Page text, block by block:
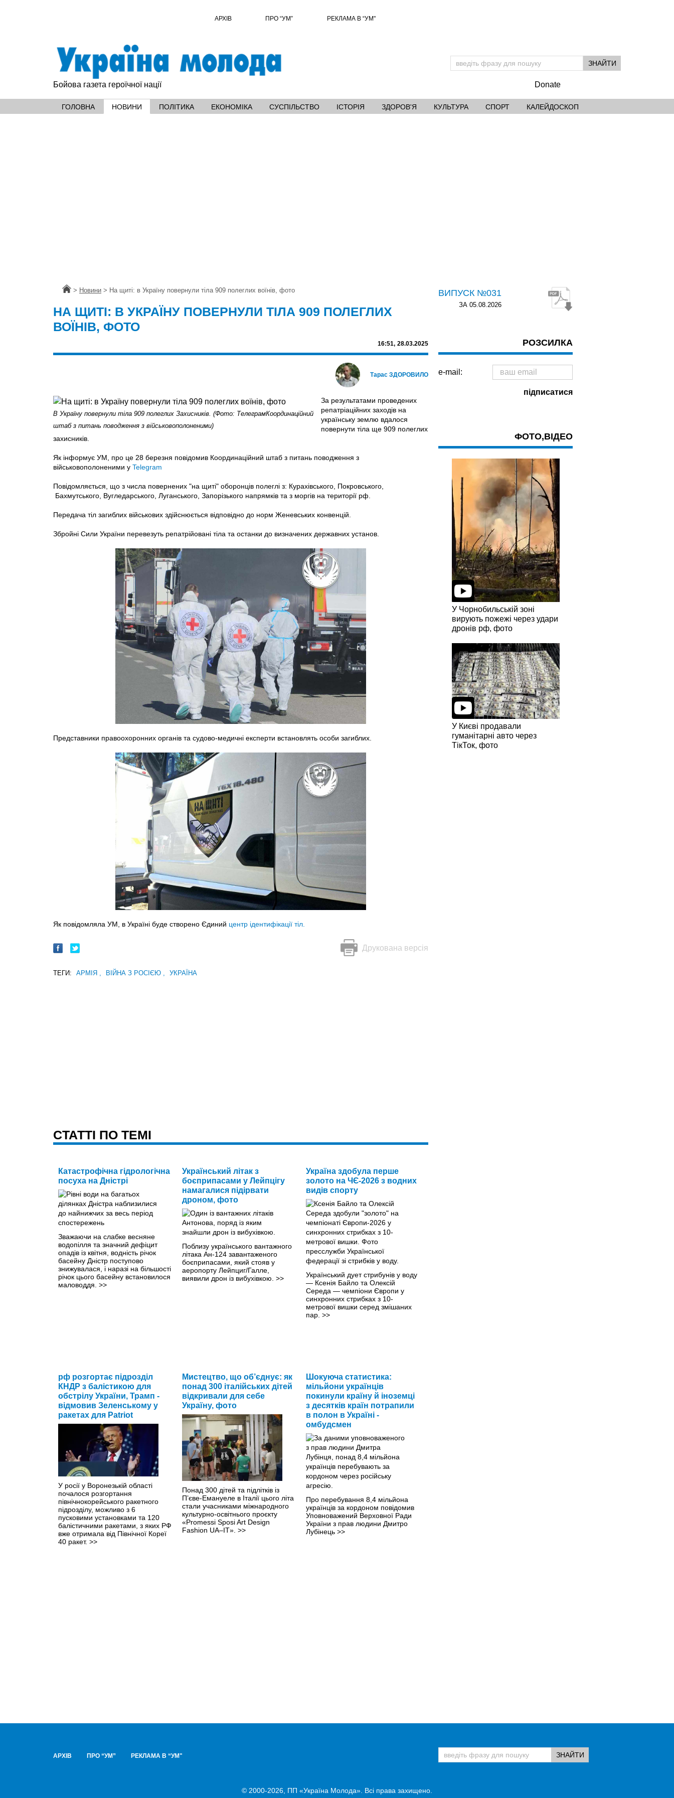
АРХІВ ПРО “УМ” РЕКЛАМА В “УМ"
Бойова газета героїчної нації Donate
ГОЛОВНА НОВИНИ ПОЛІТИКА ЕКОНОМІКА СУСПІЛЬСТВО ІСТОРІЯ ЗДОРОВ'Я КУЛЬТУРА СПОРТ КАЛЕЙДОСКОП
Головна
> Новини > На щиті: в Україну повернули тіла 909 полеглих воїнів, фото
НА ЩИТІ: В УКРАЇНУ ПОВЕРНУЛИ ТІЛА 909 ПОЛЕГЛИХ
ВОЇНІВ, ФОТО
16:51, 28.03.2025
Тарас ЗДОРОВИЛО
В Україну повернули тіла 909 полеглих Захисників. (Фото: ТелеграмКоординаційний
штаб з питань поводження з військовополоненими)
За результатами проведених
репатріаційних заходів на
українську землю вдалося
повернути тіла ще 909 полеглих
захисників.
Як інформує УМ, про це 28 березня повідомив Координаційний штаб з питань поводження з
військовополоненими у Telegram
Повідомляється, що з числа повернених "на щиті" оборонців полеглі з: Курахівського, Покровського,
Бахмутського, Вугледарського, Луганського, Запорізького напрямків та з моргів на території рф.
Передача тіл загиблих військових здійснюється відповідно до норм Женевських конвенцій.
Збройні Сили України перевезуть репатрійовані тіла та останки до визначених державних установ.
Представники правоохоронних органів та судово-медичні експерти встановлять особи загиблих.
Як повідомляла УМ, в Україні буде створено Єдиний центр ідентифікації тіл.
Друкована версія
ТЕГИ: АРМІЯ ВІЙНА З РОСІЄЮ УКРАЇНА
CТАТТІ ПО ТЕМІ
Катастрофічна гідрологічна
посуха на Дністрі
Зважаючи на слабке весняне
водопілля та значний дефіцит
опадів із квітня, водність річок
басейну Дністр поступово
знижувалася, і наразі на більшості
річок цього басейну встановилося
маловоддя. >>
Український літак з
боєприпасами у Лейпцігу
намагалися підірвати
дроном, фото
Поблизу українського вантажного
літака Ан-124 завантаженого
боєприпасами, який стояв у
аеропорту Лейпциг/Галле,
виявили дрон із вибухівкою. >>
Україна здобула перше
золото на ЧЄ-2026 з водних
видів спорту
Український дует стрибунів у воду
— Ксенія Байло та Олексій
Середа — чемпіони Європи у
синхронних стрибках з 10-
метрової вишки серед змішаних
пар. >>
рф розгортає підрозділ
КНДР з балістикою для
обстрілу України, Трамп -
відмовив Зеленському у
ракетах для Patriot
У росії у Воронезькій області
почалося розгортання
північнокорейського ракетного
підрозділу, можливо з 6
пусковими установками та 120
балістичними ракетами, з яких РФ
вже отримала від Північної Кореї
40 ракет. >>
Мистецтво, що об’єднує: як
понад 300 італійських дітей
відкривали для себе
Україну, фото
Понад 300 дітей та підлітків із
П’єве-Емануеле в Італії цього літа
стали учасниками міжнародного
культурно-освітнього проєкту
«Promessi Sposi Art Design
Fashion UA–IT». >>
Шокуюча статистика:
мільйони українців
покинули країну й іноземці
з десятків країн потрапили
в полон в Україні -
омбудсмен
Про перебування 8,4 мільйона
українців за кордоном повідомив
Уповноважений Верховної Ради
України з прав людини Дмитро
Лубінець >>
ВИПУСК №031
ЗА 05.08.2026
РОЗСИЛКА
e-mail:
ФОТО,ВІДЕО
У Чорнобильській зоні
вирують пожежі через удари
дронів рф, фото
У Києві продавали
гуманітарні авто через
ТікТок, фото
АРХІВ ПРО “УМ” РЕКЛАМА В “УМ"
© 2000-2026, ПП «Україна Молода». Всі права захищено.